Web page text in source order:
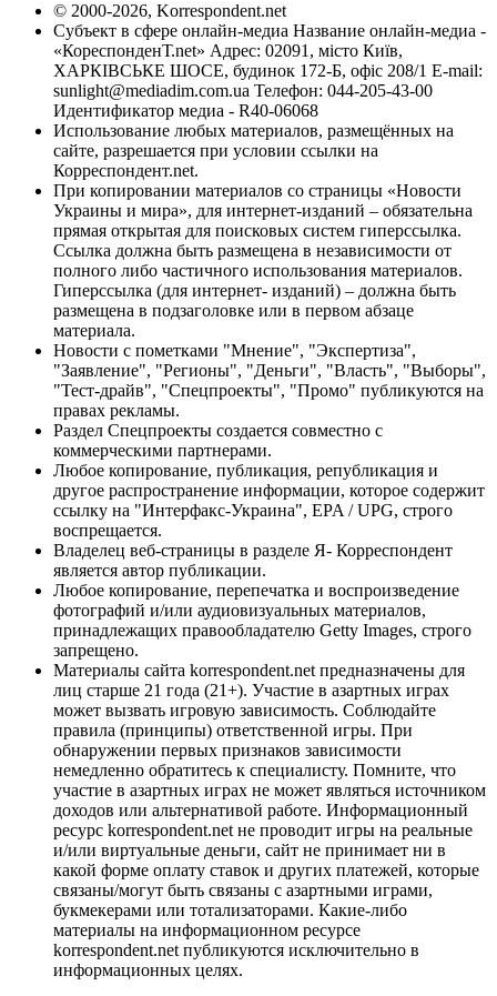
© 2000-2026, Korrespondent.net
Субъект в сфере онлайн-медиа Название онлайн-медиа -
«КореспонденТ.net» Адрес: 02091, місто Київ,
ХАРКІВСЬКЕ ШОСЕ, будинок 172-Б, офіс 208/1 E-mail:
sunlight@mediadim.com.ua Телефон: 044-205-43-00
Идентификатор медиа - R40-06068
Использование любых материалов, размещённых на
сайте, разрешается при условии ссылки на
Корреспондент.net.
При копировании материалов со страницы «Новости
Украины и мира», для интернет-изданий – обязательна
прямая открытая для поисковых систем гиперссылка.
Ссылка должна быть размещена в независимости от
полного либо частичного использования материалов.
Гиперссылка (для интернет- изданий) – должна быть
размещена в подзаголовке или в первом абзаце
материала.
Новости с пометками "Мнение", "Экспертиза",
"Заявление", "Регионы", "Деньги", "Власть", "Выборы",
"Тест-драйв", "Спецпроекты", "Промо" публикуются на
правах рекламы.
Раздел Спецпроекты создается совместно с
коммерческими партнерами.
Любое копирование, публикация, републикация и
другое распространение информации, которое содержит
ссылку на "Интерфакс-Украина", EPA / UPG, строго
воспрещается.
Владелец веб-страницы в разделе Я- Корреспондент
является автор публикации.
Любое копирование, перепечатка и воспроизведение
фотографий и/или аудиовизуальных материалов,
принадлежащих правообладателю Getty Images, строго
запрещено.
Материалы сайта korrespondent.net предназначены для
лиц старше 21 года (21+). Участие в азартных играх
может вызвать игровую зависимость. Соблюдайте
правила (принципы) ответственной игры. При
обнаружении первых признаков зависимости
немедленно обратитесь к специалисту. Помните, что
участие в азартных играх не может являться источником
доходов или альтернативой работе. Информационный
ресурс korrespondent.net не проводит игры на реальные
и/или виртуальные деньги, сайт не принимает ни в
какой форме оплату ставок и других платежей, которые
связаны/могут быть связаны с азартными играми,
букмекерами или тотализаторами. Какие-либо
материалы на информационном ресурсе
korrespondent.net публикуются исключительно в
информационных целях.